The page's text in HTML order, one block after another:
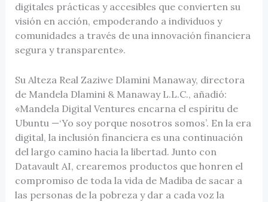
digitales prácticas y accesibles que convierten su
visión en acción, empoderando a individuos y
comunidades a través de una innovación financiera
segura y transparente».
Su Alteza Real Zaziwe Dlamini Manaway, directora
de Mandela Dlamini & Manaway L.L.C., añadió:
«Mandela Digital Ventures encarna el espíritu de
Ubuntu —‘Yo soy porque nosotros somos’. En la era
digital, la inclusión financiera es una continuación
del largo camino hacia la libertad. Junto con
Datavault AI, crearemos productos que honren el
compromiso de toda la vida de Madiba de sacar a
las personas de la pobreza y dar a cada voz la